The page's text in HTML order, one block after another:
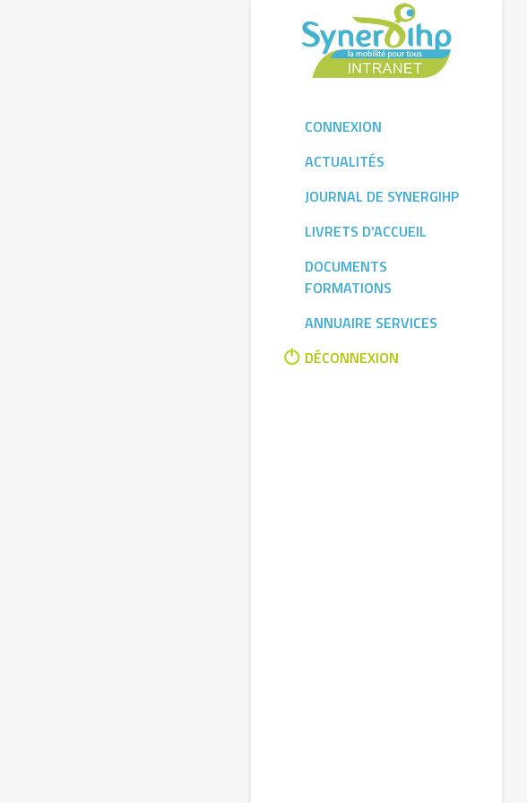
CONNEXION
ACTUALITÉS
JOURNAL DE SYNERGIHP
LIVRETS D’ACCUEIL
DOCUMENTS
FORMATIONS
ANNUAIRE SERVICES
DÉCONNEXION